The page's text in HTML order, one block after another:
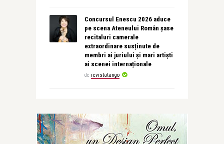
Concursul Enescu 2026 aduce
pe scena Ateneului Român șase
recitaluri camerale
extraordinare susținute de
membri ai juriului și mari artiști
ai scenei internaționale
de revistatango